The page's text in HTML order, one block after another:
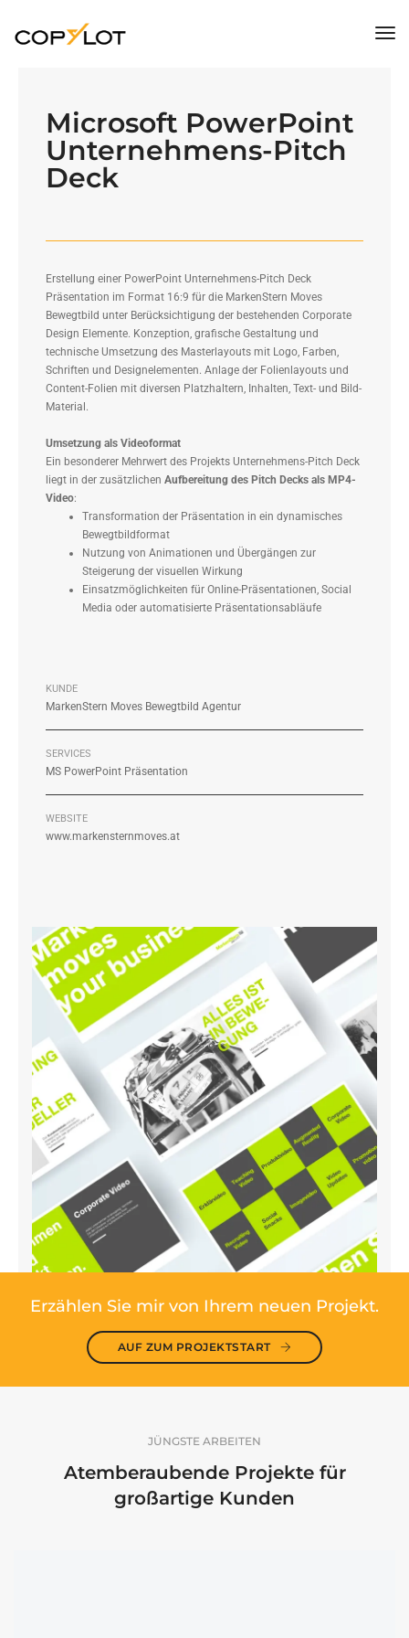
Microsoft PowerPoint
Unternehmens-Pitch
Deck
Erstellung einer PowerPoint Unternehmens-Pitch Deck
Präsentation im Format 16:9 für die MarkenStern Moves
Bewegtbild unter Berücksichtigung der bestehenden Corporate
Design Elemente. Konzeption, grafische Gestaltung und
technische Umsetzung des Masterlayouts mit Logo, Farben,
Schriften und Designelementen. Anlage der Folienlayouts und
Content-Folien mit diversen Platzhaltern, Inhalten, Text- und Bild-
Material.
Umsetzung als Videoformat
Ein besonderer Mehrwert des Projekts Unternehmens-Pitch Deck
liegt in der zusätzlichen Aufbereitung des Pitch Decks als MP4-
Video:
Transformation der Präsentation in ein dynamisches
Bewegtbildformat
Nutzung von Animationen und Übergängen zur
Steigerung der visuellen Wirkung
Einsatzmöglichkeiten für Online-Präsentationen, Social
Media oder automatisierte Präsentationsabläufe
KUNDE
MarkenStern Moves Bewegtbild Agentur
SERVICES
MS PowerPoint Präsentation
WEBSITE
www.markensternmoves.at
Erzählen Sie mir von Ihrem neuen Projekt.
AUF ZUM PROJEKTSTART
JÜNGSTE ARBEITEN
Atemberaubende Projekte für
großartige Kunden